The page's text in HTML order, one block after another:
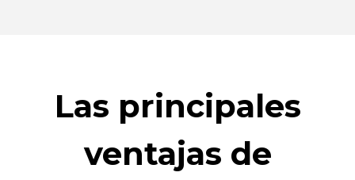
Las principales
ventajas de